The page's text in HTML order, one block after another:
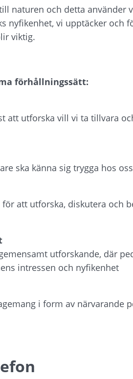
naturen och detta använder
nyfikenhet, vi upptäcker och
viktig.
förhållningssätt:
att utforska vill vi ta tillvara
ska känna sig trygga hos oss
att utforska, diskutera och
utforskande, där
intressen och nyfikenhet
i form av närvarande